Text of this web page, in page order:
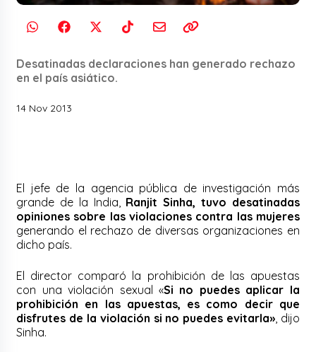
Desatinadas declaraciones han generado rechazo
en el país asiático.
14 Nov 2013
El jefe de la agencia pública de investigación más
grande de la India, Ranjit Sinha, tuvo desatinadas
opiniones sobre las violaciones contra las mujeres
generando el rechazo de diversas organizaciones en
dicho país.
El director comparó la prohibición de las apuestas
con una violación sexual «Si no puedes aplicar la
prohibición en las apuestas, es como decir que
disfrutes de la violación si no puedes evitarla», dijo
Sinha.